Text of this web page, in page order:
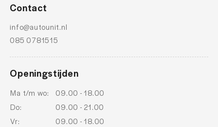
Contact
info@autounit.nl
085 0781515
Openingstijden
Ma t/m wo:
09.00 - 18.00
Do:
09.00 - 21.00
Vr:
09.00 - 18.00